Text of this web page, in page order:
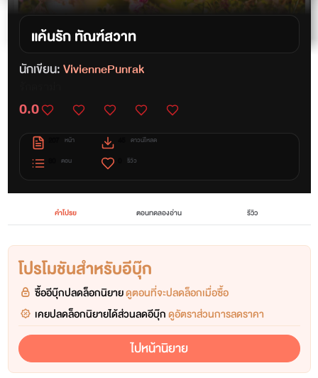
แค้นรัก ทัณฑ์สวาท
นักเขียน:ViviennePunrak
0.0
หน้า
ตอน
ดาวน์โหลด
รีวิว
คำโปรย ตอนทดลองอ่าน รีวิว
โปรโมชันสำหรับอีบุ๊ก
ซื้ออีบุ๊กปลดล็อกนิยายดูตอนที่จะปลดล็อกเมื่อซื้อ
เคยปลดล็อกนิยายได้ส่วนลดอีบุ๊กดูอัตราส่วนการลดราคา
ไปหน้านิยาย